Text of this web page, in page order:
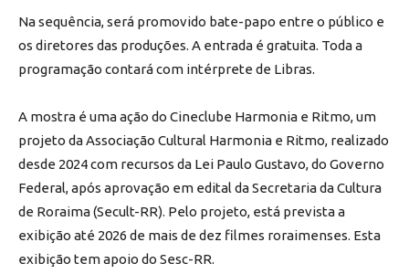
Na sequência, será promovido bate-papo entre o público e
os diretores das produções. A entrada é gratuita. Toda a
programação contará com intérprete de Libras.
A mostra é uma ação do Cineclube Harmonia e Ritmo, um
projeto da Associação Cultural Harmonia e Ritmo, realizado
desde 2024 com recursos da Lei Paulo Gustavo, do Governo
Federal, após aprovação em edital da Secretaria da Cultura
de Roraima (Secult-RR). Pelo projeto, está prevista a
exibição até 2026 de mais de dez filmes roraimenses. Esta
exibição tem apoio do Sesc-RR.